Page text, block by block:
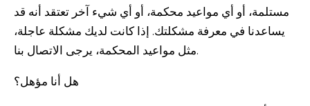
مستلمة، أو أي مواعيد محكمة، أو أي شيء آخر تعتقد أنه قد
يساعدنا في معرفة مشكلتك. إذا كانت لديك مشكلة عاجلة،
مثل مواعيد المحكمة، يرجى الاتصال بنا.
هل أنا مؤهل؟